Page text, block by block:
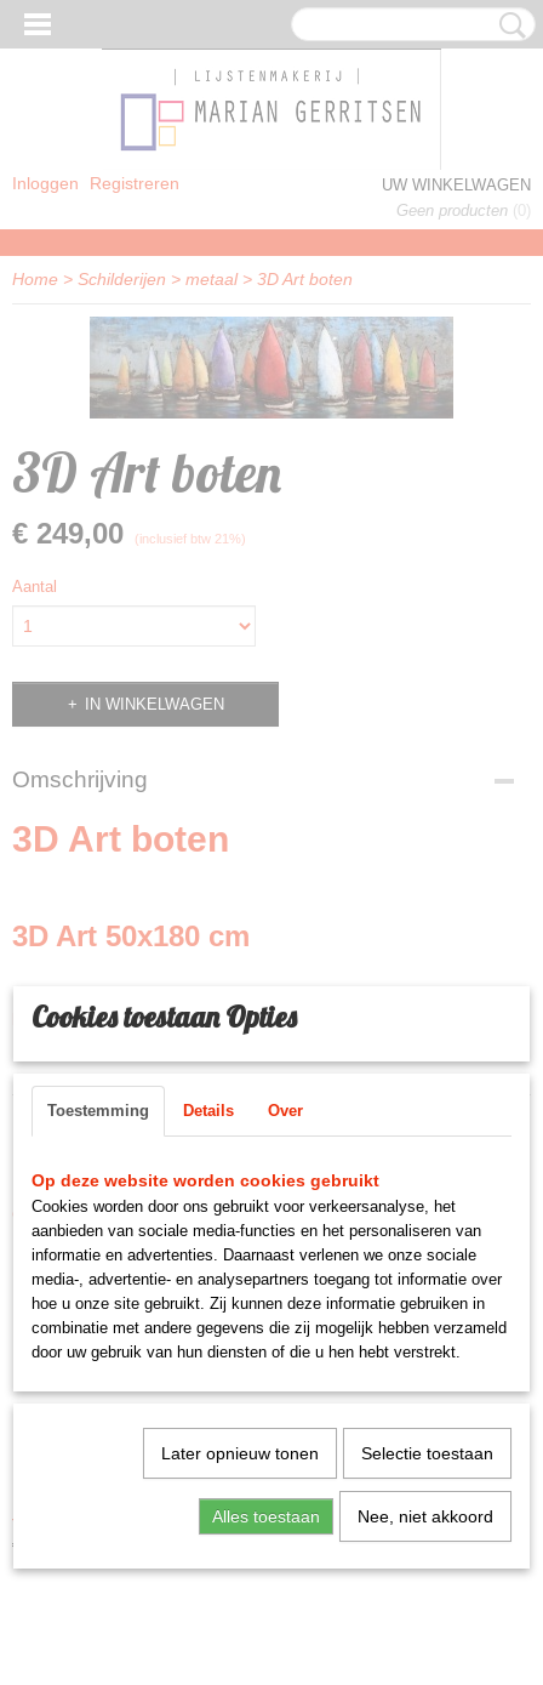
Inloggen Registreren
UW WINKELWAGEN
Geen producten (0)
Home > Schilderijen > metaal> 3D Art boten
3D Art boten
€ 249,00 (inclusief btw 21%)
Aantal
IN WINKELWAGEN
Omschrijving
3D Art boten
3D Art 50x180 cm
Productcode: 814
Ook interessant
frame art fotolijst
€ 39,95
Cookies toestaan Opties
Toestemming Details Over
Op deze website worden cookies gebruikt
Cookies worden door ons gebruikt voor verkeersanalyse, het
aanbieden van sociale media-functies en het personaliseren van
informatie en advertenties. Daarnaast verlenen we onze sociale
media-, advertentie- en analysepartners toegang tot informatie over
hoe u onze site gebruikt. Zij kunnen deze informatie gebruiken in
combinatie met andere gegevens die zij mogelijk hebben verzameld
door uw gebruik van hun diensten of die u hen hebt verstrekt.
Later opnieuw tonen Selectie toestaan
Alles toestaan Nee, niet akkoord